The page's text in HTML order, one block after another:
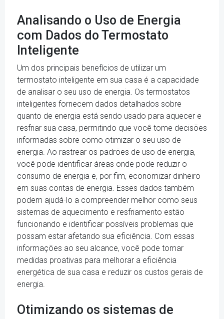
Analisando o Uso de Energia
com Dados do Termostato
Inteligente
Um dos principais benefícios de utilizar um
termostato inteligente em sua casa é a capacidade
de analisar o seu uso de energia. Os termostatos
inteligentes fornecem dados detalhados sobre
quanto de energia está sendo usado para aquecer e
resfriar sua casa, permitindo que você tome decisões
informadas sobre como otimizar o seu uso de
energia. Ao rastrear os padrões de uso de energia,
você pode identificar áreas onde pode reduzir o
consumo de energia e, por fim, economizar dinheiro
em suas contas de energia. Esses dados também
podem ajudá-lo a compreender melhor como seus
sistemas de aquecimento e resfriamento estão
funcionando e identificar possíveis problemas que
possam estar afetando sua eficiência. Com essas
informações ao seu alcance, você pode tomar
medidas proativas para melhorar a eficiência
energética de sua casa e reduzir os custos gerais de
energia.
Otimizando os sistemas de